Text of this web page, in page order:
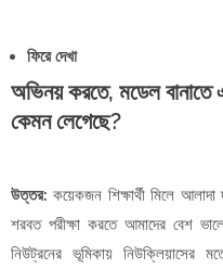
ফিরে দেখা
অভিনয় করতে, মডেল বানাতে
কেমন লেগেছে?
উত্তর: কয়েকজন শিক্ষার্থী মিলে
শরবত পরীক্ষা করতে আমাদের বেশ
নিউট্রনের ভূমিকায়